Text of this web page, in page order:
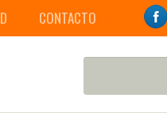
CONTACTO